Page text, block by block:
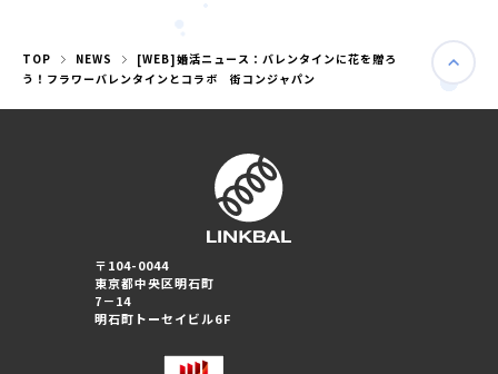
婚活パーティー（大阪）
TOP NEWS
[WEB]婚活ニュース：バレンタインに花を贈ろ
う！フラワーバレンタインとコラボ 街コンジャパン
〒104-0044
東京都中央区明石町
7－14
明石町トーセイビル6F